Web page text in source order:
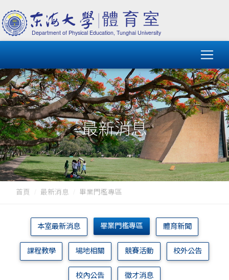
最新消息
首頁 最新消息 畢業門檻專區
本室最新消息 畢業門檻專區 體育新聞
課程教學 場地相關 競賽活動 校外公告
校內公告 徵才消息